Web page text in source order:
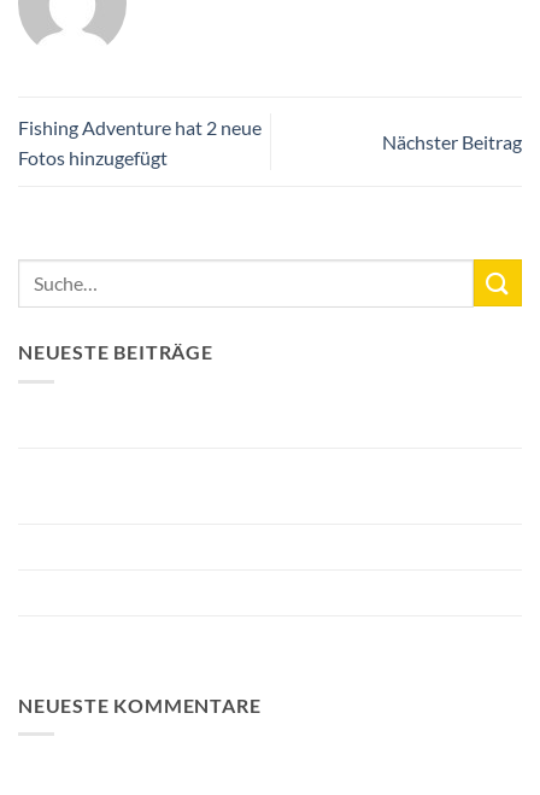
Fishing Adventure hat 2 neue
Fotos hinzugefügt
Nächster Beitrag
NEUESTE BEITRÄGE
NEUESTE KOMMENTARE